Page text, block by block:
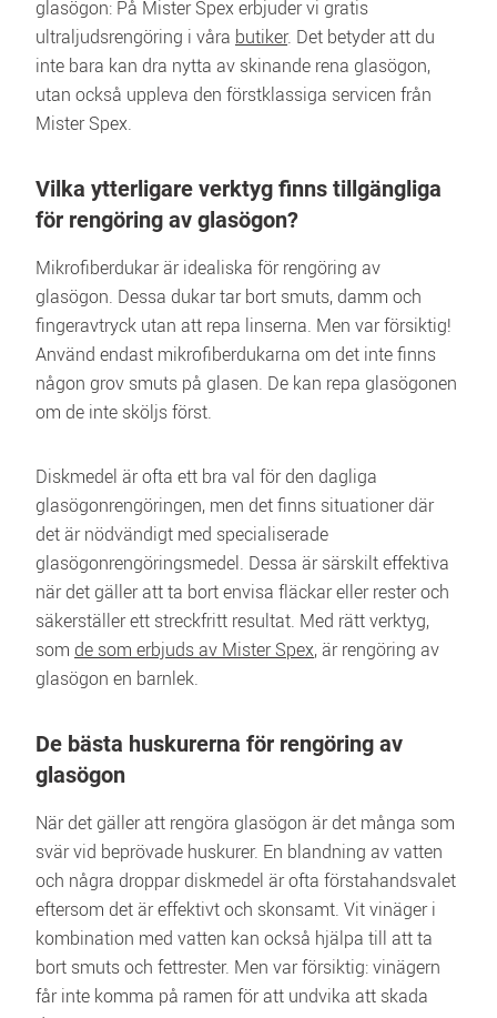
glasögon: På Mister Spex erbjuder vi gratis
ultraljudsrengöring i våra butiker. Det betyder att du
inte bara kan dra nytta av skinande rena glasögon,
utan också uppleva den förstklassiga servicen från
Mister Spex.
Vilka ytterligare verktyg finns tillgängliga
för rengöring av glasögon?
Mikrofiberdukar är idealiska för rengöring av
glasögon. Dessa dukar tar bort smuts, damm och
fingeravtryck utan att repa linserna. Men var försiktig!
Använd endast mikrofiberdukarna om det inte finns
någon grov smuts på glasen. De kan repa glasögonen
om de inte sköljs först.
Diskmedel är ofta ett bra val för den dagliga
glasögonrengöringen, men det finns situationer där
det är nödvändigt med specialiserade
glasögonrengöringsmedel. Dessa är särskilt effektiva
när det gäller att ta bort envisa fläckar eller rester och
säkerställer ett streckfritt resultat. Med rätt verktyg,
som de som erbjuds av Mister Spex, är rengöring av
glasögon en barnlek.
De bästa huskurerna för rengöring av
glasögon
När det gäller att rengöra glasögon är det många som
svär vid beprövade huskurer. En blandning av vatten
och några droppar diskmedel är ofta förstahandsvalet
eftersom det är effektivt och skonsamt. Vit vinäger i
kombination med vatten kan också hjälpa till att ta
bort smuts och fettrester. Men var försiktig: vinägern
får inte komma på ramen för att undvika att skada